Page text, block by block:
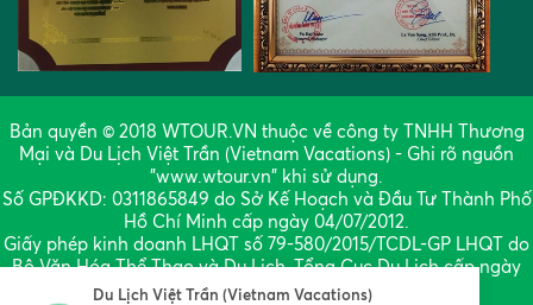
Bản quyền © 2018 WTOUR.VN thuộc về công ty TNHH Thương
Mại và Du Lịch Việt Trần (Vietnam Vacations) - Ghi rõ nguồn
"www.wtour.vn" khi sử dụng.
Số GPĐKKD: 0311865849 do Sở Kế Hoạch và Đầu Tư Thành Phố
Hồ Chí Minh cấp ngày 04/07/2012.
Giấy phép kinh doanh LHQT số 79-580/2015/TCDL-GP LHQT do
Bộ Văn Hóa Thể Thao và Du Lịch, Tổng Cục Du Lịch cấp ngày
02/11/2015.
Du Lịch Việt Trần (Vietnam Vacations)